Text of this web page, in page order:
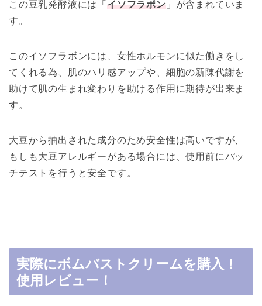
この豆乳発酵液には「 イソフラボン」が含まれていま
す。
このイソフラボンには、女性ホルモンに似た働きをし
てくれる為、肌のハリ感アップや、細胞の新陳代謝を
助けて肌の生まれ変わりを助ける作用に期待が出来ま
す。
大豆から抽出された成分のため安全性は高いですが、
もしも大豆アレルギーがある場合には、使用前にパッ
チテストを行うと安全です。
実際にボムバストクリームを購入！
使用レビュー！